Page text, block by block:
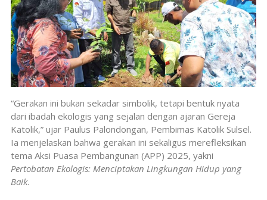
“Gerakan ini bukan sekadar simbolik, tetapi bentuk nyata
dari ibadah ekologis yang sejalan dengan ajaran Gereja
Katolik,” ujar Paulus Palondongan, Pembimas Katolik Sulsel.
Ia menjelaskan bahwa gerakan ini sekaligus merefleksikan
tema Aksi Puasa Pembangunan (APP) 2025, yakni
Pertobatan Ekologis: Menciptakan Lingkungan Hidup yang
Baik.